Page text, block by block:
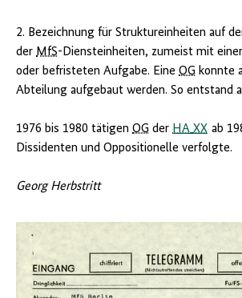
2. Bezeichnung für Struktureinheiten auf
der MfS-Diensteinheiten, zumeist mit
oder befristeten Aufgabe. Eine OG konnte
Abteilung aufgebaut werden. So entstand
1976 bis 1980 tätigen OG der HA XX ab
Dissidenten und Oppositionelle verfolgte.
Georg Herbstritt